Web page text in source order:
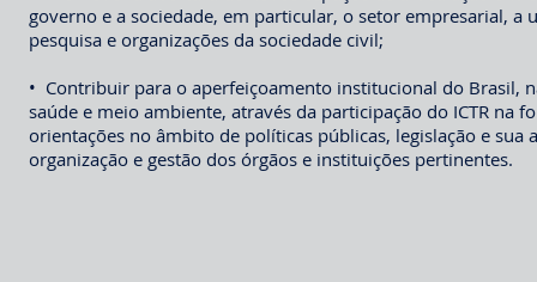
governo e a sociedade, em particular, o setor empresarial, a
pesquisa e organizações da sociedade civil;
• Contribuir para o aperfeiçoamento institucional do Brasil,
saúde e meio ambiente, através da participação do ICTR na
orientações no âmbito de políticas públicas, legislação e sua
organização e gestão dos órgãos e instituições pertinentes.